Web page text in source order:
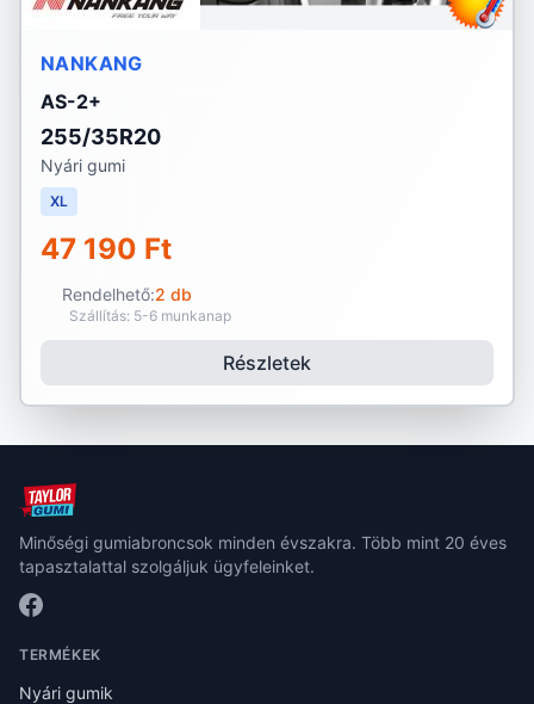
NANKANG
AS-2+
255/35R20
Nyári gumi
XL
47 190 Ft
Rendelhető:2 db
Szállítás: 5-6 munkanap
Részletek
Minőségi gumiabroncsok minden évszakra. Több mint 20 éves
tapasztalattal szolgáljuk ügyfeleinket.
TERMÉKEK
Nyári gumik